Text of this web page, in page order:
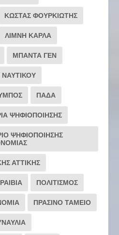
ΚΩΣΤΑΣ ΦΟΥΡΚΙΩΤΗΣ
ΛΙΜΝΗ ΚΑΡΛΑ
ΜΠΑΝΤΑ ΓΕΝ
ΠΑΔΑ
ΨΗΦΙΟΠΟΙΗΣΗΣ
ΨΗΦΙΟΠΟΙΗΣΗΣ
ΑΤΤΙΚΗΣ
ΠΟΛΙΤΙΣΜΟΣ
ΠΡΑΣΙΝΟ ΤΑΜΕΙΟ